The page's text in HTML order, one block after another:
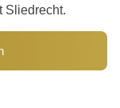
Sliedrecht.